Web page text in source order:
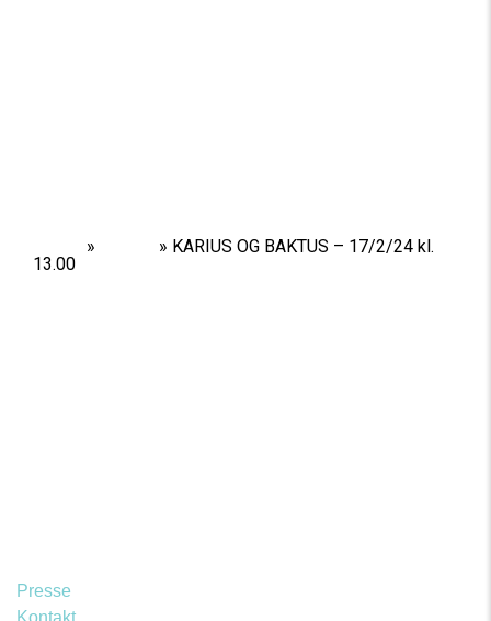
» » KARIUS OG BAKTUS – 17/2/24 kl.
13.00
Presse
Kontakt